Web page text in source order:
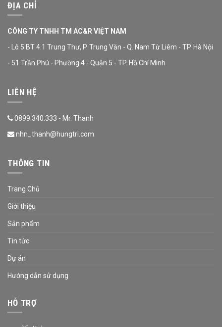
ĐỊA CHỈ
CÔNG TY TNHH TM AC&R VIỆT NAM
- Lô 5 BT 4.1 Trung Thư, P. Trung Văn - Q. Nam Từ Liêm - TP. Hà Nội
- 51 Trần Phú - Phường 4 - Quận 5 - TP. Hồ Chí Minh
LIÊN HỆ
0899.340.333 - Mr. Thanh
nhn_thanh@hungtri.com
THÔNG TIN
Trang Chủ
Giới thiệu
Sản phẩm
Tin tức
Dự án
Hướng dẫn sử dụng
HỖ TRỢ